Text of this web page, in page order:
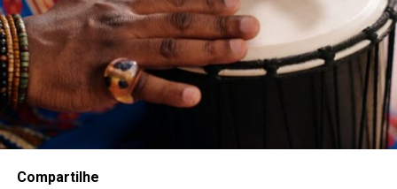
LANÇAMENTOS
Compartilhe